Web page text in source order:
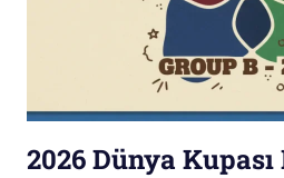
2026 Dünya Kupası